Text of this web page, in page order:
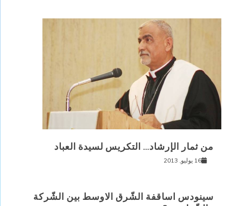
من ثمار الإرشاد… التكريس لسيدة العباد
16 يوليو, 2013
سينودس اساقفة الشّرق الاوسط بين الشّركة